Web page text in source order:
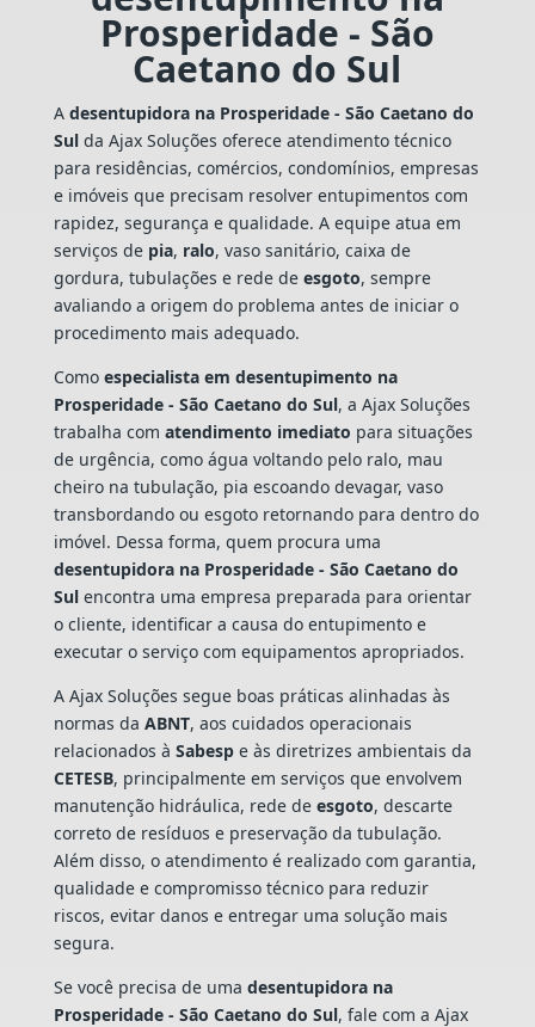
Prosperidade - São
Caetano do Sul
A desentupidora na Prosperidade - São Caetano do
Sulda Ajax Soluções oferece atendimento técnico
para residências, comércios, condomínios, empresas
e imóveis que precisam resolver entupimentos com
rapidez, segurança e qualidade. A equipe atua em
serviços de pia, ralo, vaso sanitário, caixa de
gordura, tubulações e rede de esgoto, sempre
avaliando a origem do problema antes de iniciar o
procedimento mais adequado.
Como especialista em desentupimento na
Prosperidade - São Caetano do Sul, a Ajax Soluções
trabalha com atendimento imediato para situações
de urgência, como água voltando pelo ralo, mau
cheiro na tubulação, pia escoando devagar, vaso
transbordando ou esgoto retornando para dentro do
imóvel. Dessa forma, quem procura uma
desentupidora na Prosperidade - São Caetano do
Sulencontra uma empresa preparada para orientar
o cliente, identificar a causa do entupimento e
executar o serviço com equipamentos apropriados.
A Ajax Soluções segue boas práticas alinhadas às
normas da ABNT, aos cuidados operacionais
relacionados à Sabespe às diretrizes ambientais da
CETESB, principalmente em serviços que envolvem
manutenção hidráulica, rede de esgoto, descarte
correto de resíduos e preservação da tubulação.
Além disso, o atendimento é realizado com garantia,
qualidade e compromisso técnico para reduzir
riscos, evitar danos e entregar uma solução mais
segura.
Se você precisa de uma desentupidora na
Prosperidade - São Caetano do Sul, fale com a Ajax